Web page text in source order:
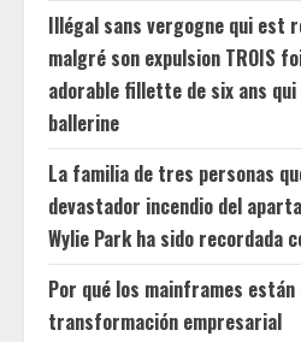
Illégal sans vergogne qui est
malgré son expulsion TROIS
adorable fillette de six ans
ballerine
La familia de tres personas
devastador incendio del
Wylie Park ha sido recordada
Por qué los mainframes
transformación empresarial